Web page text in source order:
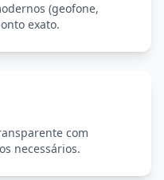
(geofone,
exato.
com
necessários.